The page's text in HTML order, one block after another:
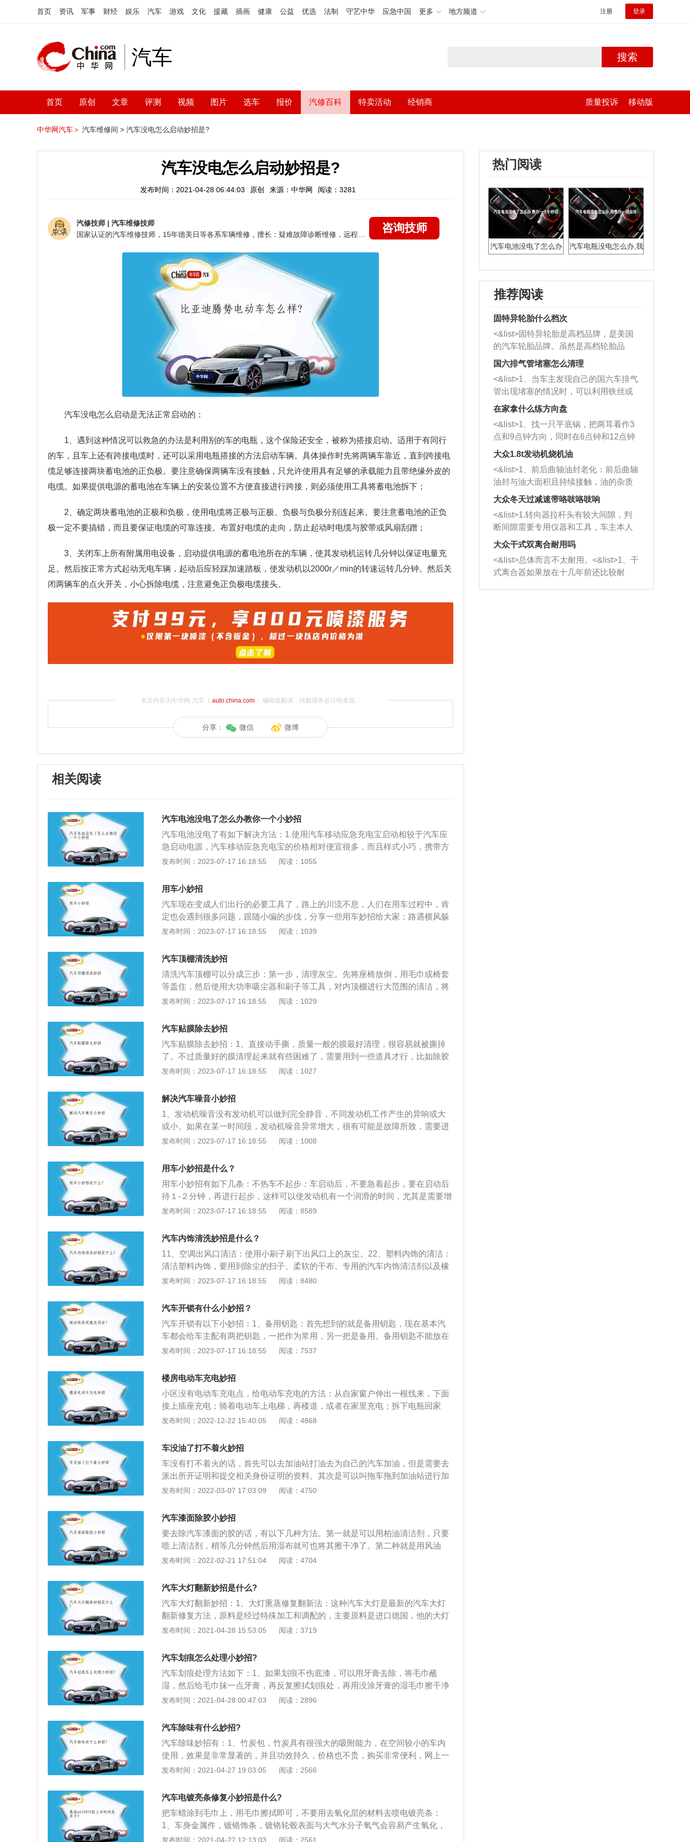
首页 资讯 军事 财经 娱乐 汽车 游戏 文化 援藏 插画 健康 公益 优选 法制 守艺中华 应急中国 更多 地方频道 注册 登录
汽车 搜索
首页 原创 文章 评测 视频 图片 选车 报价 汽修百科 特卖活动 经销商 质量投诉 移动版
中华网汽车＞ 汽车维修间 > 汽车没电怎么启动妙招是?
汽车没电怎么启动妙招是?
发布时间：2021-04-28 06:44:03 原创 来源：中华网 阅读：3281
汽修技师 | 汽车维修技师
咨询技师
汽车没电怎么启动是无法正常启动的：
1、遇到这种情况可以救急的办法是利用别的车的电瓶，这个保险还安全，被称为搭接启动。适用于有同行
的车，且车上还有跨接电缆时，还可以采用电瓶搭接的方法启动车辆。具体操作时先将两辆车靠近，直到跨接电
缆足够连接两块蓄电池的正负极。要注意确保两辆车没有接触，只允许使用具有足够的承载能力且带绝缘外皮的
电缆。如果提供电源的蓄电池在车辆上的安装位置不方便直接进行跨接，则必须使用工具将蓄电池拆下；
2、确定两块蓄电池的正极和负极，使用电缆将正极与正极、负极与负极分别连起来。要注意蓄电池的正负
极一定不要搞错，而且要保证电缆的可靠连接。布置好电缆的走向，防止起动时电缆与胶带或风扇刮蹭；
3、关闭车上所有附属用电设备，启动提供电源的蓄电池所在的车辆，使其发动机运转几分钟以保证电量充
足。然后按正常方式起动无电车辆，起动后应轻踩加速踏板，使发动机以2000r／min的转速运转几分钟。然后关
闭两辆车的点火开关，小心拆除电缆，注意避免正负极电缆接头。
本文内容为中华网·汽车（ auto.china.com）编辑或翻译，转载请务必注明来源。
分享： 微信 微博
相关阅读
汽车电池没电了怎么办教你一个小妙招
汽车电池没电了有如下解决方法：1.使用汽车移动应急充电宝启动相较于汽车应
急启动电源，汽车移动应急充电宝的价格相对便宜很多，而且样式小巧，携带方
便，还可以为手机或其他电子设备充电。2.使用搭电线启动如果出现电瓶没电的
拿出搭电线，将两车的正极与正极(红色)、负极与负极(黑色)分别连起来，需要注
意的是，连接前是先接正极，再接负极;结束后先取负极，再取正极。3.牵引启动
如果有救援车，但又没有搭电线，同时又是手动挡也可以采用牵引启动的方法。
此法与推车启动类似，不同的是用车牵引往往省力省事得多。具体实施时使用长
度适当的牵引绳，并将两头捆扎结实。在牵引前，前后车驾驶员应先确定好联络
车型同样不能适用。4.使用汽车应急电源启动除了搭电线以外，还可以在车上准
备一个应急电源，电瓶没电时可以不用等待其他车辆的帮助，自己动动手就能轻
松搞定。另外这种应急电源可以提供多种用途，做饭、烧水、照明，所以价格相
推车启动的方法。需要3人方可执行(1人开车，2人推车)。车辆推动之前应打开点
旦起动，应迅速踩下离合器踏板，同时控制油门，不让发动机熄火，然后慢慢停
车，继续给电瓶充电。另外外需要注意的是：自动挡车型不能使用此方法，这是
因为自动挡车辆没有电瓶支撑，方向盘和挡位均会锁住，无法操作，一旦推车拖
车将严重损害变速箱!电瓶保养注意事项1.每隔段时间要检查和清洁一次蓄电池的
免长时间把汽车停放在露天停车场，如长期停放，须拆下蓄电池带走，以防蓄电
池结冰损坏;3.汽车蓄电池要经常充电，蓄电池长久不用就会慢慢自行放电，直至
不能使用。因此，每隔一段时间就应启动一次汽车，给蓄电池充电;4.汽车熄火后
尽量不要使用汽车电器，发动机在不发电的状态下单独使用蓄电池，耗电量会增
大。
发布时间：2023-07-17 16:18:55 阅读：1055
用车小妙招
汽车现在变成人们出行的必要工具了，路上的川流不息，人们在用车过程中，肯
定也会遇到很多问题，跟随小编的步伐，分享一些用车妙招给大家：路遇横风躲
为先、涉水行车要当心、停车之前多观察、在不平的路面停车、过减速带不减
烈的横风容易导致车辆偏移。车速越快，横风的作用力越明显，因此减速慢行格
外重要。路遇横风时应双手握紧方向盘，稍微向逆风方向修正。一旦感到车辆难
以控制，建议“躲为上”，先找个安全路段避避风头。2、涉水行车要当心暴雨导致
路面湿滑，行车时切记稳住油门，挂低档平稳行驶，握紧方向盘。诸如猛打方向
盘、大力刹车、狂踩油门等行为都会带来安全隐患。一定要把自动启停关闭掉，
大涉水深度为800mm,遇到不可估计的水坑宁可绕路也切莫大意。3、停车之前多
观察台风天停车时也不能掉以轻心。露天广告牌、楼上的花盆等，都可能成为潜
在的危险。即使停到地下车库也不能保证万无一失，一定要提前查看车库排水系
场，顶楼型停车场是首选。4、在不平的路面停车车越来越多，停车位也越来越
路牙子上，这样不仅会对车架造成扭曲，还会对车门的闭合产生影响。出门在
外，尽可能还是找平整的路面吧。5、过减速带不减速很多车主对减速带视而不
见，仍旧以超快速度驶过，不减速，殊不知，悬挂系统就这样被你伤害了。另
外，既然设置了减速带，必然是为了保证行车的安全，如果你依然不减速，安全
发布时间：2023-07-17 16:18:55 阅读：1039
汽车顶棚清洗妙招
清洗汽车顶棚可以分成三步：第一步，清理灰尘。先将座椅放倒，用毛巾或椅套
等盖住，然后使用大功率吸尘器和刷子等工具，对内顶棚进行大范围的清洁，将
表面易脱落的灰尘污垢除去。第二步，清洗污渍。一般的车辆顶棚都为海绵顶，
检查。仔细检查顶棚的边角处，如有必要可反复喷泡沫进行擦洗。最后用干净的
棉布顺着内顶棚的绒毛方向抹平，使其恢复原状。清洗车内顶棚注意事项：1、
清洗灰尘之前先把座椅弄倒用毛巾或椅套盖住，防止被车顶滴下来的水或清洁剂
污染。2、由于车顶棚面料偏软吸水能力强，清洁时切记使用拧干的棉布，避免
将顶棚打湿后不易干燥。3、如果在清洗过程中，发现一些污渍擦不掉可以使用
发布时间：2023-07-17 16:18:55 阅读：1029
汽车贴膜除去妙招
汽车贴膜除去妙招：1、直接动手撕，质量一般的膜最好清理，很容易就被撕掉
了。不过质量好的膜清理起来就有些困难了，需要用到一些道具才行，比如除胶
刀。可以使用这个道具一点一点清理表层的膜。把表面的膜撕掉之后，还需要去
买到，把膜撕掉之后，可以用清洗剂把上面的胶去掉。不过使用时要小心一些，
不要损坏了汽车的车漆；3、用食用醋，这也能使不干胶进行脱落。等到食用醋
得到挥发之后，可以用一根棉棒来回擦拭，很快车身表层便焕然一新了。当然，
如果害怕自己操作会损害汽车的话，也可以去汽修厂花钱把膜去掉。除此之外，
还可以将车膜揭开一个缺口，随后找热吹风一点点吹着撕，如果胶膜的效果还很
样就能让胶膜的粘性减轻，再搭配上除胶刀等工具，车主自己在家也能将车膜撕
下来。
发布时间：2023-07-17 16:18:55 阅读：1027
解决汽车噪音小妙招
1、发动机噪音没有发动机可以做到完全静音，不同发动机工作产生的异响或大
或小。如果在某一时间段，发动机噪音异常增大，很有可能是故障所致，需要进
一步检修才能知道噪音增大的原因。解决发动机噪音的妙招：可以在发动机盖处
音，效果明显。2、胎噪轮胎噪音是车辆在高速行驶时，由轮胎与路面摩擦所产
生。一般来说，车速越快、车辆负重越大、路况越差时，轮胎噪音也会更明显。
解决轮胎噪音的妙招：振动是轮胎噪音的最主要来源之一，可以加装减振板配合
吸音垫，减小振动。还可以更换降噪性能更强的轮胎，即静音轮胎，通过轮胎制
造商的优化，改变轮胎花纹的设计来减轻噪音。3、风噪风噪是指汽车在高速行
速度越快，风噪越大。解决风噪的妙招：加装或更换车门密封条，因为密封条是
橡胶制品，使用时间久了就会老化，隔音和密闭效果都会变差。4、车身结构噪
音主要是由两方面影响，一是车身结构的震动传递，二是车身上的金属构件在里
意检查车身部件螺丝是否松动，一般上紧螺丝或者更换零件后即可解决。汽车噪
大的噪音。5、机油油质与积碳问题一方面，如果机油黏度和发动机不匹配，就
会容易产生积碳，导致发动机噪音变大。另一方面，如果机油黏度太低就会引起
润滑程度不够，磨损发动机零件产生异响，机油黏度太高则会使发动机负荷过
大，同样产生噪音。解决方法：使用汽车手册上的机油标号，不要混用不同品牌
发布时间：2023-07-17 16:18:55 阅读：1008
用车小妙招是什么？
用车小妙招有如下几条：不热车不起步：车启动后，不要急着起步，要在启动后
待１-２分钟，再进行起步，这样可以使发动机有一个润滑的时间，尤其是需要增
压的发动机，更要坚持做到不热车不起步。不要高速行驶：新车处在磨合期时，
内，不要超过100公里，把表数要控制在4000转以内。不要提前更换机油：提车
的时候就换掉机油，这样对爱车的伤害很大，因为原厂的机油性能好，黏度低，
抗氧化性强，所以不要提前更换机油。不要紧急刹车：紧急制动，也就是急刹车
会对在磨合中的制动系统造成很大的影响，会加大汽车发动机的负荷。
发布时间：2023-07-17 16:18:55 阅读：8589
汽车内饰清洗妙招是什么？
11、空调出风口清洁：使用小刷子刷下出风口上的灰尘。22、塑料内饰的清洁：
清洁塑料内饰，要用到除尘的扫子、柔软的干布、专用的汽车内饰清洁剂以及橡
皮擦。33车顶绒面布料的清洁使用吸尘器把绒顶的灰尘吸走，用拧干的湿布轻轻
后擦洗。55、地毯的清洁：使用吸尘器把大颗粒的尘土及石子吸走。
发布时间：2023-07-17 16:18:55 阅读：8480
汽车开锁有什么小妙招？
汽车开锁有以下小妙招：1、备用钥匙：首先想到的就是备用钥匙，现在基本汽
车都会给车主配有两把钥匙，一把作为常用，另一把是备用。备用钥匙不能放在
车内，要放在家里安全的地方，要不然常用钥匙锁在里面，备用钥匙也会在车里
有资质的正规公司，在开锁前会出示相关证明，例如车辆行驶证身份证等，核对
属实后，就会帮开锁。3、售后救援：现在4s店都有售后救援只要拨打电话，原
地等待救援团队赶到即可。4、砸车窗玻璃：以上方法无法实施的情况下，可以
选择砸玻璃，砸玻璃中有技巧千万不能挑挡风玻璃的来砸尤其是三角窗，否则后
期匹配和维修成本都会很高，选择前后车门玻璃下手砸玻璃时要快准狠，不要让
间是有密封条，可以扯掉车窗的密封条，然后用铅丝或者细绳在门钥匙位置顺着
车窗缝隙往下放，套到车门栓后往上一拉即可打开车门。
发布时间：2023-07-17 16:18:55 阅读：7537
楼房电动车充电妙招
小区没有电动车充电点，给电动车充电的方法：从自家窗户伸出一根线来，下面
接上插座充电；骑着电动车上电梯，再楼道，或者在家里充电；拆下电瓶回家
充；小区内有提供智能充电设备，使用智能充电站充电。1、从自家窗户伸出一
护栏，电线经常在防护栏上磨，电线皮破了很容易短路；电线经常日晒雨淋，很
容易老化，也容易出现安全问题；刮风的时候电线飘飘荡荡，下雨天插座会进
水，也存在一定的安全隐患。小区居民自拉电线给电动车充电，电线暴露在室
外，很容易因冻裂、老化等原因造成短路，埋下漏电、火灾等安全隐患。电线在
空中没有任何支撑与保护措施，不但容易与墙角、屋顶发生摩擦，甚至还要面临
再楼道，或者在家里充电。这种充电方式比较麻烦，如果上下班高峰期电梯本来
就拥挤，还有就是楼道本来就狭小，不通风，电动车长时间的过充也容易引发火
灾，试想一下，万一电动车充电时不慎起火，楼道还被一堆起火的电动车给堵住
车的电瓶是可以拆下来的，于是也有看到有电动车车主每天拆下电瓶带回家充
瓶是很难拆下来的，所以这也不是长久的方法！4、充小区内有提供智能充电设
备，使用智能充电站充电。现在已经有很多小区考虑到住户的充电难的问题了，
开始建设小区的电动车智能充电站，比如尚亿源的智能充电站就可以通过手机扫
码进行充电还是比较受欢迎，而且手机还可以远程管理电动车充电实况，充满可
致用户接受度不高！
发布时间：2022-12-22 15:40:05 阅读：4868
车没油了打不着火妙招
车没有打不着火的话，首先可以去加油站打油去为自己的汽车加油，但是需要去
派出所开证明和提交相关身份证明的资料。其次是可以叫拖车拖到加油站进行加
油。最后可以找一辆车借油，从那辆车导油到自己的车里。汽车没有油就是完全
油再去加油，这样子会损害到汽车发动机的。如果是在离加油站比较远的道路中
没油的话，可以尝试找4S或者是道路救援公司送油上门。
发布时间：2022-03-07 17:03:09 阅读：4750
汽车漆面除胶小妙招
要去除汽车漆面的胶的话，有以下几种方法。第一就是可以用柏油清洁剂，只要
喷上清洁剂，稍等几分钟然后用湿布就可也将其擦干净了。第二种就是用风油
精、酒精或者是护手霜将胶直接擦掉就可以了。如果是贴了膜的车玻璃要除胶的
是要毛巾蘸取一点点的化油剂清洗剂在玻璃有胶处反复擦拭，但是不可以直接将
化油剂清洗剂直接喷在玻璃上，不然就会损坏车膜。不过要特别注意的是，这些
化油剂都是易燃物品，在使用的过程中要小心烟火。
发布时间：2022-02-21 17:51:04 阅读：4704
汽车大灯翻新妙招是什么?
汽车大灯翻新妙招：1、大灯熏蒸修复翻新法：这种汽车大灯是最新的汽车大灯
翻新修复方法，原料是经过特殊加工和调配的，主要原料是进口德国，他的大灯
修复原理很简单；2、砂纸打磨之后的大灯，在显微镜下观看是如同高山沟壑一
通过蒸汽的方法附着在灯面的高山沟壑砂纸印当中；3、形成一种均匀的填平效
果！并且三秒就干了，一次修不好，还可以继续重复翻新，修复之后的大灯灯
面，平滑，光亮，均匀！无瑕疵，关键是修复快速，几秒就干了，不借助任何烤
灯设备；4、最高保是两年不便黄，五年不龟裂，站到这几点上说，汽车美容店
就可以大大方方的给客户收取100元至200元不等。
发布时间：2021-04-28 15:53:05 阅读：3719
汽车划痕怎么处理小妙招?
汽车划痕处理方法如下：1、如果划痕不伤底漆，可以用牙膏去除，将毛巾蘸
湿，然后给毛巾抹一点牙膏，再反复擦拭划痕处，再用没涂牙膏的湿毛巾擦干净
即可；2、用指甲油填补车身的漆面，补齐同色系车漆，把车上有划痕处清洗干
之后即可；3、如果车辆划痕太深，漏出底漆，不是很好解决的，建议去4S店，
如修补腻子、油漆、抛光等处理。
发布时间：2021-04-28 00:47:03 阅读：2896
汽车除味有什么妙招?
汽车除味妙招有：1、竹炭包，竹炭具有很强大的吸附能力，在空间较小的车内
使用，效果是非常显著的，并且功效持久，价格也不贵，购买非常便利，网上一
抓一大把；2、柠檬或柚子皮，买两个柠檬或者吃过的柚子皮放在车里。可以把
但要注意的是及时更换和处理；3、醋，如果你的朋友在车内吸烟，那么食醋不
仅能够杀灭空气中悬浮的细菌病毒，也可以稳定甲醛，中和香烟中的碱性成分；
4、洋葱，有人会怀疑洋葱还能除异味？那是当然。切几片洋葱，放在车里，去
除异味非常有效。
发布时间：2021-04-27 19:03:05 阅读：2566
汽车电镀亮条修复小妙招是什么?
把车蜡涂到毛巾上，用毛巾擦拭即可，不要用去氧化层的材料去喷电镀亮条：
1、车身金属件，镀铬饰条，镀铬轮毂表面与大气水分子氧气会容易产生氧化，
酸雨油膜紫外线也会使金属件表面形成一层酸雨油膜层，紫外线斑点，这些氧化
发布时间：2021-04-27 12:13:03 阅读：2561
热门阅读
汽车电池没电了怎么办
汽车电瓶没电怎么办,我
推荐阅读
固特异轮胎什么档次
<&list>固特异轮胎是高档品牌，是美国
的汽车轮胎品牌。虽然是高档轮胎品
牌，但是中高低端的轮胎都有生产，这
也是为了更好的开拓市场。
国六排气管堵塞怎么清理
<&list>1、当车主发现自己的国六车排气
管出现堵塞的情况时，可以利用铁丝或
者是细棍，直接将杂物给取出来，如果
堵塞情况比较严重，也可以采取应急措
施。 <&list>2、直接利用木棍将所有的
杂物推到排气管里面的位置处，然后将
三元催化器拆解开，就可以将堵塞的东
西取出来。但如果是因为积碳过多引起
的堵塞，就需要将三元催化器泡在草酸
洗剂对堵塞的情况得到解决，将清洗剂
放在燃油箱中，与燃油混合后，车辆启
动时，就可以和汽油一起进入到燃烧
室，最后形成废气排出，就可以让三元
催化器得到清洗，排气管堵塞的情况就
能够得到解决。
在家拿什么练方向盘
<&list>1、找一只平底锅，把两耳看作3
点和9点钟方向，同时在6点钟和12点钟
方向做一个标记。 <&list>2、双手握住
一圈半的练习，往右同样也要打相同的
圈数。 <&list>3、最后强调要反复练
习，这样就可以形成肌肉记忆，在真实
驾驶车辆时，不需要记忆也能打好方
向。
大众1.8t发动机烧机油
<&list>1、前后曲轴油封老化：前后曲轴
油封与油大面积且持续接触，油的杂质
和发动机内持续温度变化使其密封效果
逐渐减弱，导致渗油或漏油。<&list>2、
活塞间隙过大：积碳会使活塞环与缸体
的间隙扩大，导致机油流入燃烧室中，
造成烧机油。<&list>3、机油粘度。使用
机油粘度过小的话，同样会有烧机油现
象，机油粘度过小具有很好的流动性，
大众冬天过减速带咯吱咯吱响
<&list>1.转向器拉杆头有较大间隙，判
断间隙需要专用仪器和工具，车主本人
无法制作，需要将车辆送到修理厂或4s
店；<&list>2.车辆半轴套管防尘罩破
裂，破裂后会出现漏油现象，使半轴磨
损严重，磨损的半轴容易损坏，产生异
响；<&list>3.稳定器的转向胶套和球头
大众干式双离合耐用吗
<&list>总体而言不太耐用。<&list>1、干
式离合器如果放在十几年前还比较耐